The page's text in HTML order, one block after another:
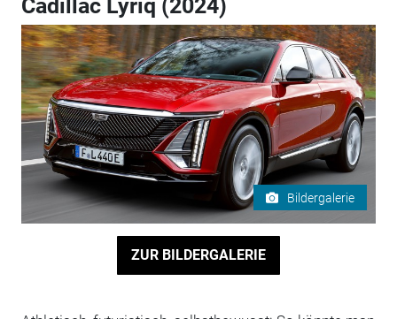
Cadillac Lyriq (2024)
Bildergalerie
ZUR BILDERGALERIE